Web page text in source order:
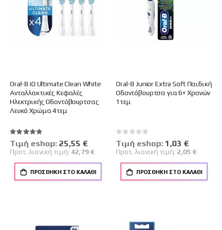
Oral-B iO Ultimate Clean White
Ανταλλακτικές Κεφαλές
Ηλεκτρικής Οδοντόβουρτσας
Λευκό Χρώμα 4τεμ
Βαθμολογία:
100%
Tιμή eshop: Ειδική
Τιμή
25,55 €
Προτ. λιανική τιμή: 42,79 €
ΠΡΟΣΘΉΚΗ ΣΤΟ ΚΑΛΆΘΙ
Oral-B Junior Extra Soft Παιδική
Οδοντόβουρτσα για 6+ Χρονών
1τεμ
Rating:
0%
Tιμή eshop: Ειδική
Τιμή
1,03 €
Προτ. λιανική τιμή: 2,05 €
ΠΡΟΣΘΉΚΗ ΣΤΟ ΚΑΛΆΘΙ